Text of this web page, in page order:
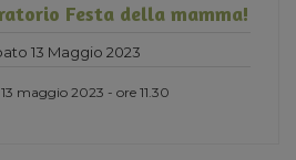
Festa della mamma!
13 Maggio 2023
maggio 2023 - ore 11.30